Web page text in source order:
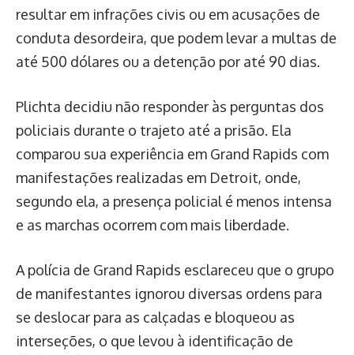
resultar em infrações civis ou em acusações de
conduta desordeira, que podem levar a multas de
até 500 dólares ou a detenção por até 90 dias.
Plichta decidiu não responder às perguntas dos
policiais durante o trajeto até a prisão. Ela
comparou sua experiência em Grand Rapids com
manifestações realizadas em Detroit, onde,
segundo ela, a presença policial é menos intensa
e as marchas ocorrem com mais liberdade.
A polícia de Grand Rapids esclareceu que o grupo
de manifestantes ignorou diversas ordens para
se deslocar para as calçadas e bloqueou as
interseções, o que levou à identificação de